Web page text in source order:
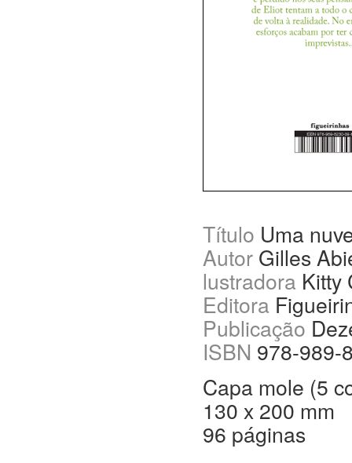
Título Uma
Autor Gilles
lustradora Kitty
Editora
Publicação
ISBN 978-989-
Capa mole (5
130 x 200 mm
96 páginas